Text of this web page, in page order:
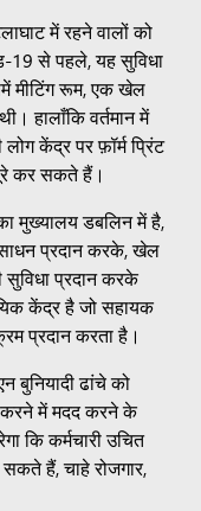
में रहने वालों को
19 से पहले, यह सुविधा
मीटिंग रूम, एक खेल
हालाँकि वर्तमान में
केंद्र पर फ़ॉर्म प्रिंट
कर सकते हैं।
मुख्यालय डबलिन में है,
प्रदान करके, खेल
प्रदान करके
केंद्र है जो सहायक
प्रदान करता है।
बुनियादी ढांचे को
में मदद करने के
कि कर्मचारी उचित
हैं, चाहे रोजगार,